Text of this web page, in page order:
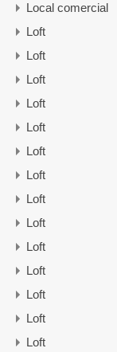
Local comercial
Loft
Loft
Loft
Loft
Loft
Loft
Loft
Loft
Loft
Loft
Loft
Loft
Loft
Loft